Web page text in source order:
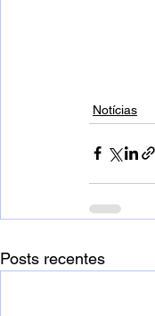
Notícias
Posts recentes